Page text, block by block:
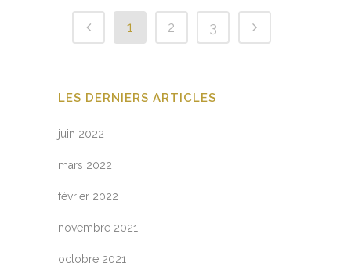
1 2 3
LES DERNIERS ARTICLES
juin 2022
mars 2022
février 2022
novembre 2021
octobre 2021